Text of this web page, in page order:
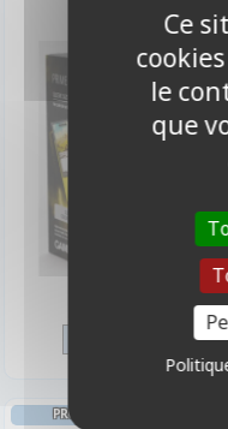
PROTÈGES CARTES STANDARD
Ce
le
que